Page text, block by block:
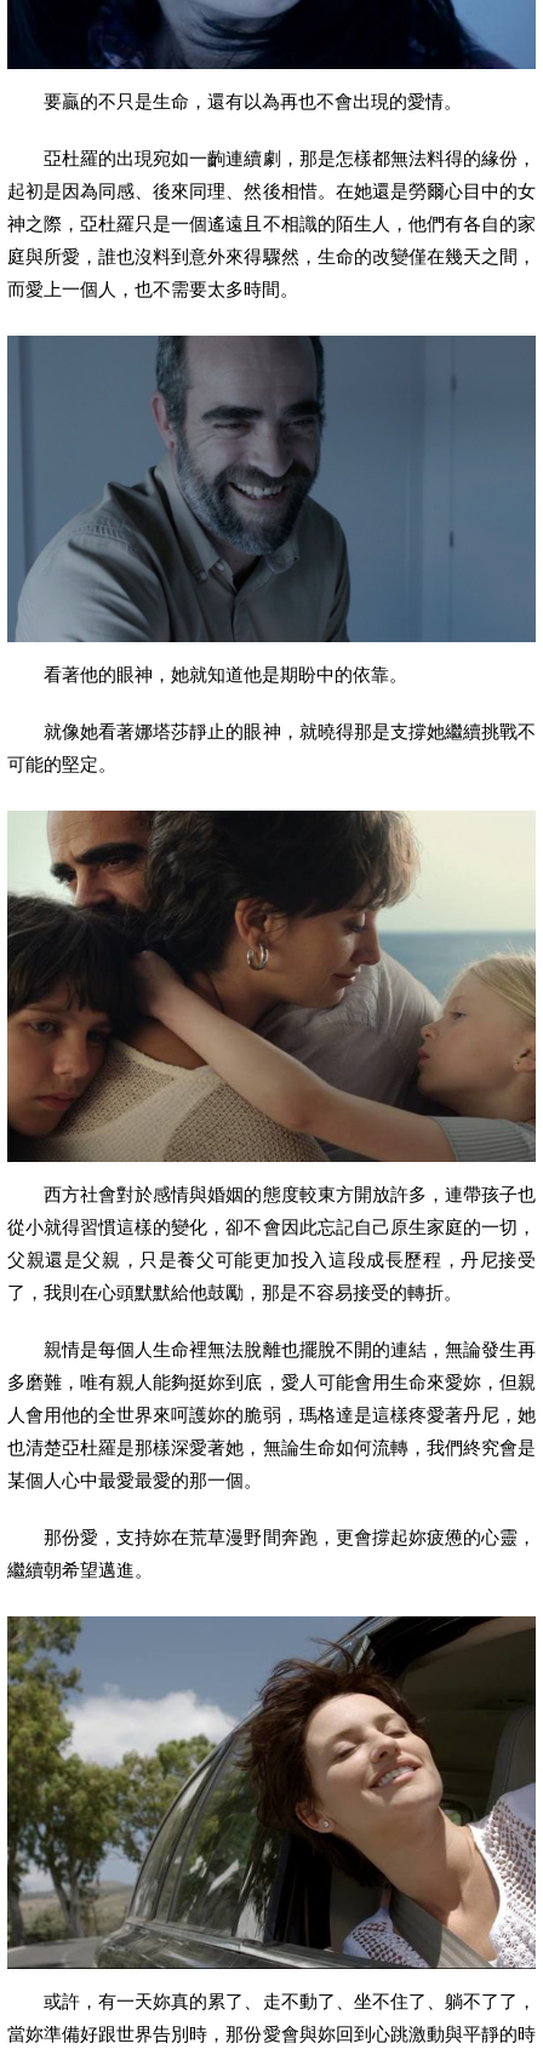
要贏的不只是生命，還有以為再也不會出現的愛情。
亞杜羅的出現宛如一齣連續劇，那是怎樣都無法料得的緣份，
起初是因為同感、後來同理、然後相惜。在她還是勞爾心目中的女
神之際，亞杜羅只是一個遙遠且不相識的陌生人，他們有各自的家
庭與所愛，誰也沒料到意外來得驟然，生命的改變僅在幾天之間，
而愛上一個人，也不需要太多時間。
看著他的眼神，她就知道他是期盼中的依靠。
就像她看著娜塔莎靜止的眼神，就曉得那是支撐她繼續挑戰不
可能的堅定。
西方社會對於感情與婚姻的態度較東方開放許多，連帶孩子也
從小就得習慣這樣的變化，卻不會因此忘記自己原生家庭的一切，
父親還是父親，只是養父可能更加投入這段成長歷程，丹尼接受
了，我則在心頭默默給他鼓勵，那是不容易接受的轉折。
親情是每個人生命裡無法脫離也擺脫不開的連結，無論發生再
多磨難，唯有親人能夠挺妳到底，愛人可能會用生命來愛妳，但親
人會用他的全世界來呵護妳的脆弱，瑪格達是這樣疼愛著丹尼，她
也清楚亞杜羅是那樣深愛著她，無論生命如何流轉，我們終究會是
某個人心中最愛最愛的那一個。
那份愛，支持妳在荒草漫野間奔跑，更會撐起妳疲憊的心靈，
繼續朝希望邁進。
或許，有一天妳真的累了、走不動了、坐不住了、躺不了了，
當妳準備好跟世界告別時，那份愛會與妳回到心跳激動與平靜的時